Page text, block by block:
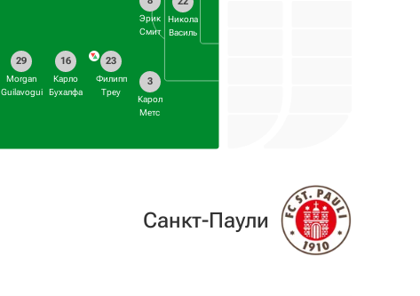
Никола
Василь
Эрик
Смит
3
Карол
Метс
23
Филипп
Треу
16
Карло
Бухалфа
29
Morgan
Guilavogui
Санкт-Паули